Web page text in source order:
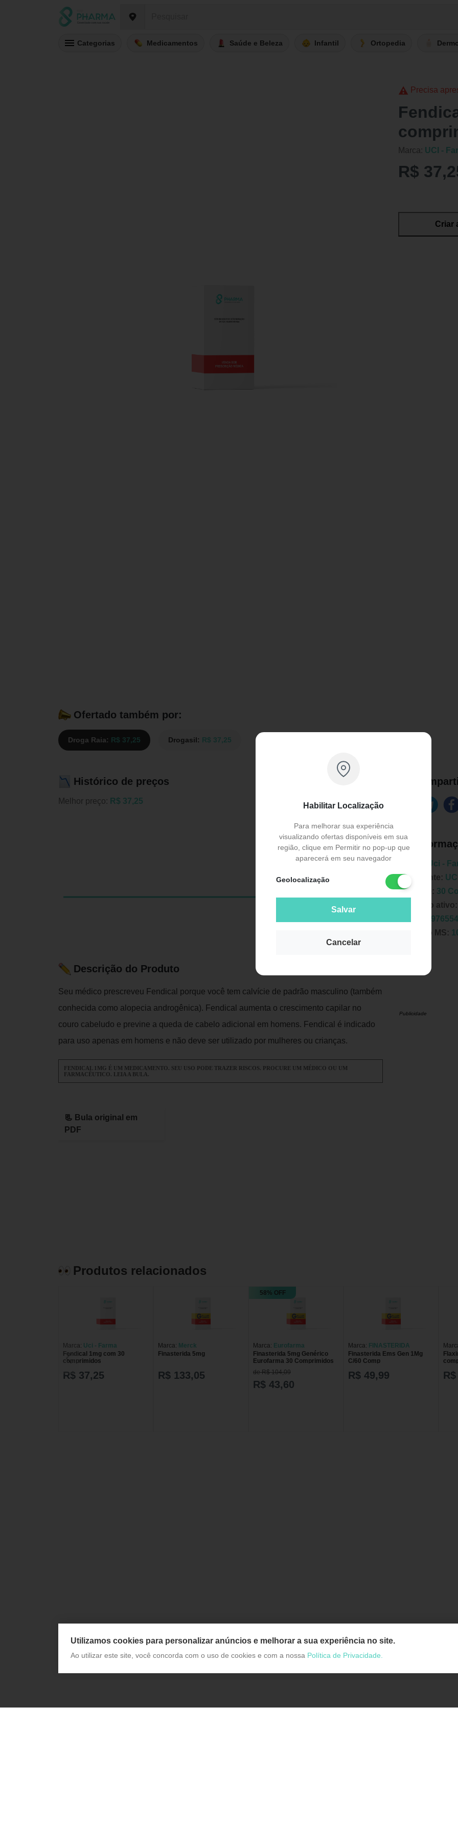
Categorias Medicamentos Saúde e Beleza Infantil Ortopedia
Habilitar Localização
Para melhorar sua experiência
visualizando ofertas disponíveis em sua
região, clique em Permitir no pop-up que
aparecerá em seu navegador
Geolocalização
Salvar
Cancelar
Precisa
Marca: UCI -
R$
Criar
Ofertado também por:
Droga Raia: R$ 37,25 Drogasil: R$ 37,25
Histórico de preços
Melhor preço: R$ 37,25
Descrição do Produto
Seu médico prescreveu Fendical porque você tem calvície de padrão masculino (também
conhecida como alopecia androgênica). Fendical aumenta o crescimento capilar no
couro cabeludo e previne a queda de cabelo adicional em homens. Fendical é indicado
para uso apenas em homens e não deve ser utilizado por mulheres ou crianças.
FENDICAL 1MG É UM MEDICAMENTO. SEU USO PODE TRAZER RISCOS. PROCURE UM MÉDICO OU UM
FARMACÊUTICO. LEIA A BULA.
📃 Bula original em
PDF
Uci -
Fabricante:
Unidade: 30
Principio ativo:
Registro MS:
Publicidade
Produtos relacionados
Marca: Uci - Farma
Fendical 1mg com 30
comprimidos
R$ 37,25
Marca: Merck
Finasterida 5mg
R$ 133,05
58% OFF
Marca: Eurofarma
Finasterida 5mg Genérico
Eurofarma 30 Comprimidos
de R$ 104,09
R$ 43,60
Marca: FINASTERIDA
Finasterida Ems Gen 1Mg
C/60 Comp
R$ 49,99
Utilizamos cookies para personalizar anúncios e melhorar a sua experiência no site.
Ao utilizar este site, você concorda com o uso de cookies e com a nossa Política de Privacidade.